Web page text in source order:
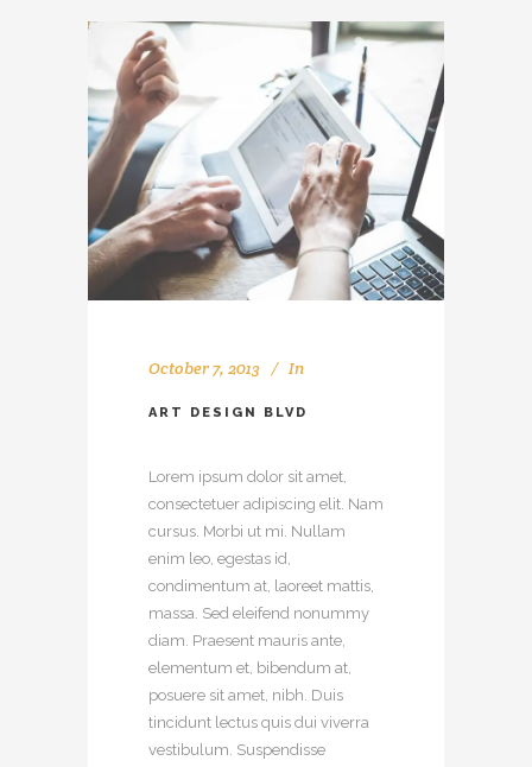
October 7, 2013 In
ART DESIGN BLVD
Lorem ipsum dolor sit amet,
consectetuer adipiscing elit. Nam
cursus. Morbi ut mi. Nullam
enim leo, egestas id,
condimentum at, laoreet mattis,
massa. Sed eleifend nonummy
diam. Praesent mauris ante,
elementum et, bibendum at,
posuere sit amet, nibh. Duis
tincidunt lectus quis dui viverra
vestibulum. Suspendisse